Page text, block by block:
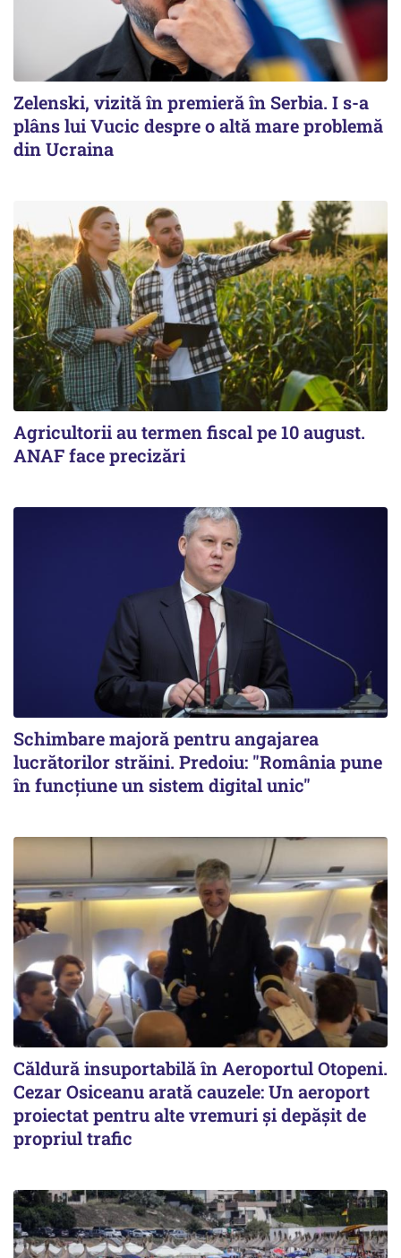
Zelenski, vizită în premieră în Serbia. I s-a
plâns lui Vucic despre o altă mare problemă
din Ucraina
Agricultorii au termen fiscal pe 10 august.
ANAF face precizări
Schimbare majoră pentru angajarea
lucrătorilor străini. Predoiu: "România pune
în funcțiune un sistem digital unic"
Căldură insuportabilă în Aeroportul Otopeni.
Cezar Osiceanu arată cauzele: Un aeroport
proiectat pentru alte vremuri și depășit de
propriul trafic